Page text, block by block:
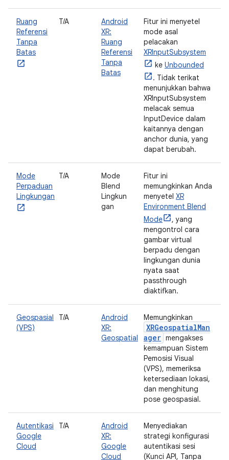
Ruang
Referensi
Tanpa
Batas
T/A
Android
XR:
Ruang
Referensi
Tanpa
Batas
Fitur ini menyetel
mode asal
pelacakan
XRInputSubsystem
ke Unbounded
. Tidak terikat
menunjukkan bahwa
XRInputSubsystem
melacak semua
InputDevice dalam
kaitannya dengan
anchor dunia, yang
dapat berubah.
Mode
Perpaduan
Lingkungan
T/A
Mode
Blend
Lingkun
gan
Fitur ini
memungkinkan Anda
menyetel XR
Environment Blend
Mode
, yang
mengontrol cara
gambar virtual
berpadu dengan
lingkungan dunia
nyata saat
passthrough
diaktifkan.
Geospasial
(VPS)
T/A
Android
XR:
Geospatial
Memungkinkan
XRGeospatialMan
ager mengakses
kemampuan Sistem
Pemosisi Visual
(VPS), memeriksa
ketersediaan lokasi,
dan menghitung
pose geospasial.
Autentikasi
Google
Cloud
T/A
Android
XR:
Google
Cloud
Menyediakan
strategi konfigurasi
autentikasi sesi
(Kunci API, Tanpa